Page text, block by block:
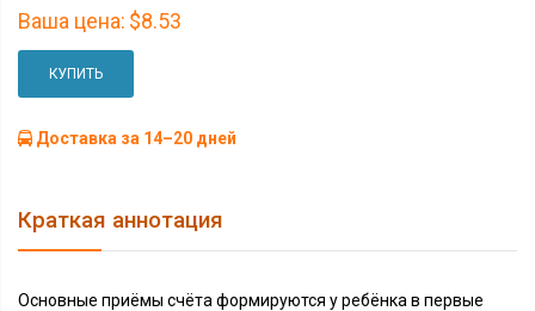
Ваша цена: $8.53
КУПИТЬ
Доставка за 14–20 дней
Краткая аннотация
Основные приёмы счёта формируются у ребёнка в первые